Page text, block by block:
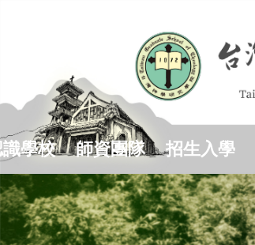
區
學校 師資團隊 招生入學